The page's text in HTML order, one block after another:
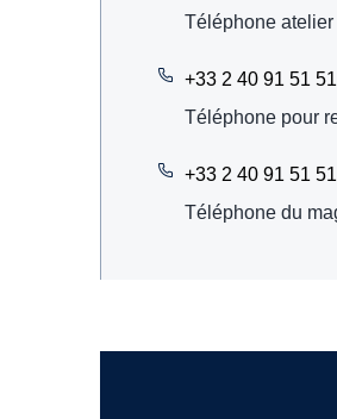
Téléphone atelier
+33 2 40 91 51 51
Téléphone pour
+33 2 40 91 51 51
Téléphone du